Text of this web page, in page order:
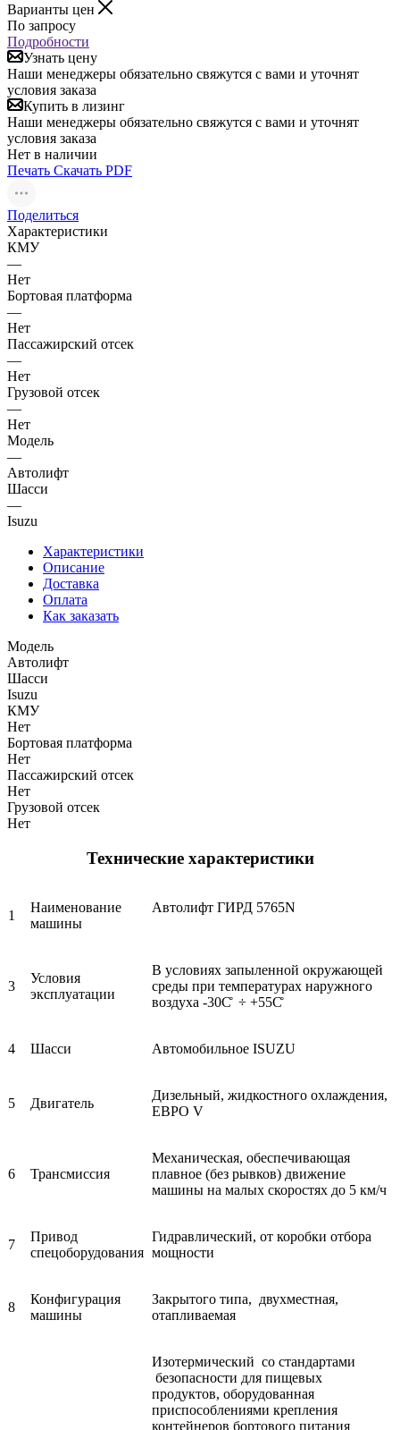
Варианты цен
По запросу
Подробности
Узнать цену
Наши менеджеры обязательно свяжутся с вами и уточнят
условия заказа
Купить в лизинг
Наши менеджеры обязательно свяжутся с вами и уточнят
условия заказа
Нет в наличии
Печать Скачать PDF
Поделиться
Характеристики
КМУ
—
Нет
Бортовая платформа
—
Нет
Пассажирский отсек
—
Нет
Грузовой отсек
—
Нет
Модель
—
Автолифт
Шасси
—
Isuzu
Характеристики
Описание
Доставка
Оплата
Как заказать
Модель
Автолифт
Шасси
Isuzu
КМУ
Нет
Бортовая платформа
Нет
Пассажирский отсек
Нет
Грузовой отсек
Нет
Технические характеристики
1
Наименование
машины
Автолифт ГИРД 5765N
3
Условия
эксплуатации
В условиях запыленной окружающей
среды при температурах наружного
воздуха -30С̊ ÷ +55С̊
4 Шасси Автомобильное ISUZU
5 Двигатель
Дизельный, жидкостного охлаждения,
ЕВРО V
6 Трансмиссия
Механическая, обеспечивающая
плавное (без рывков) движение
машины на малых скоростях до 5 км/ч
7
Привод
спецоборудования
Гидравлический, от коробки отбора
мощности
8
Конфигурация
машины
Закрытого типа, двухместная,
отапливаемая
Изотермический со стандартами
безопасности для пищевых
продуктов, оборудованная
приспособлениями крепления
контейнеров бортового питания